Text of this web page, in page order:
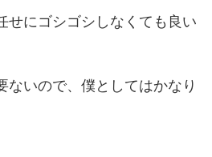
せにゴシゴシしなくても良い
ないので、僕としてはかなり